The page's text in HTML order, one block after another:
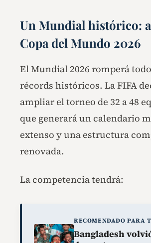
Un Mundial histórico:
Copa del Mundo 2026
El Mundial 2026 romperá
récords históricos. La FIFA
ampliar el torneo de 32 a 48
que generará un calendario
extenso y una estructura
renovada.
La competencia tendrá:
RECOMENDADO PARA
Bangladesh